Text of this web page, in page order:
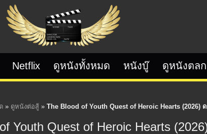
Netflix ดูหนังทั้งหมด หนังบู๊ ดูหนังตลก
» ดูหนังต่อสู้ » The Blood of Youth Quest of Heroic Hearts
Youth Quest of Heroic Hearts